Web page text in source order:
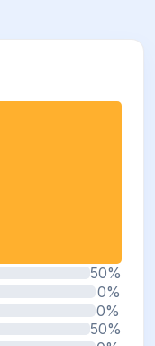
50%
0%
0%
50%